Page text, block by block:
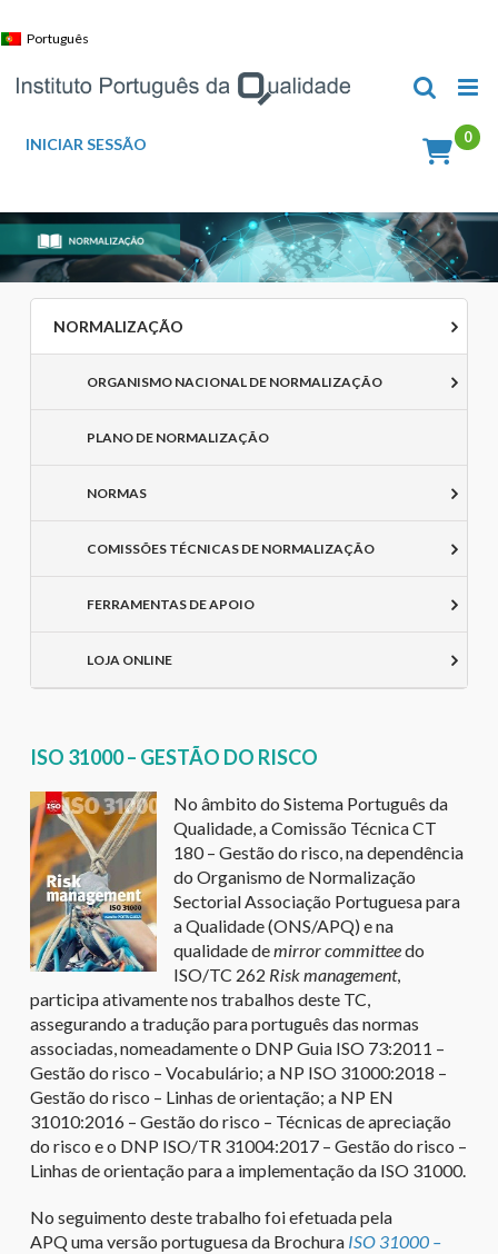
to
Português
INICIAR SESSÃO
NORMALIZAÇÃO
ORGANISMO NACIONAL DE NORMALIZAÇÃO
PLANO DE NORMALIZAÇÃO
NORMAS
COMISSÕES TÉCNICAS DE NORMALIZAÇÃO
FERRAMENTAS DE APOIO
LOJA ONLINE
ISO 31000 – GESTÃO DO RISCO
No âmbito do Sistema Português da
Qualidade, a Comissão Técnica CT
180 – Gestão do risco, na dependência
do Organismo de Normalização
Sectorial Associação Portuguesa para
a Qualidade (ONS/APQ) e na
qualidade demirror committeedo
ISO/TC 262 Risk management,
participa ativamente nos trabalhos deste TC,
assegurando a tradução para português das normas
associadas, nomeadamente o DNP Guia ISO 73:2011 –
Gestão do risco – Vocabulário; a NP ISO 31000:2018 –
Gestão do risco – Linhas de orientação; a NP EN
31010:2016 – Gestão do risco – Técnicas de apreciação
do risco e o DNP ISO/TR 31004:2017 – Gestão do risco –
Linhas de orientação para a implementação da ISO 31000.
No seguimento deste trabalho foi efetuada pela
APQ uma versão portuguesa da Brochura ISO 31000 –